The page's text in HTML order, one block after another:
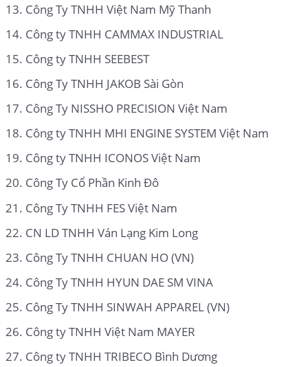
Công Ty TNHH Việt Nam Mỹ Thanh
Công ty TNHH CAMMAX INDUSTRIAL
Công ty TNHH SEEBEST
Công Ty TNHH JAKOB Sài Gòn
Công Ty NISSHO PRECISION Việt Nam
Công ty TNHH MHI ENGINE SYSTEM Việt Nam
Công ty TNHH ICONOS Việt Nam
Công Ty Cổ Phần Kinh Đô
Công Ty TNHH FES Việt Nam
CN LD TNHH Ván Lạng Kim Long
Công Ty TNHH CHUAN HO (VN)
Công Ty TNHH HYUN DAE SM VINA
Công Ty TNHH SINWAH APPAREL (VN)
Công ty TNHH Việt Nam MAYER
Công ty TNHH TRIBECO Bình Dương